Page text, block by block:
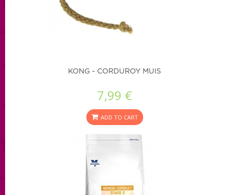
KONG - CORDUROY MUIS
7,99 €
ADD TO CART